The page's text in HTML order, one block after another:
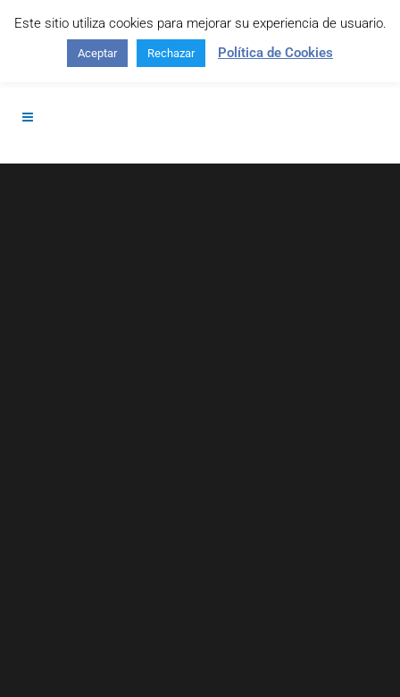
Contáctanos: +34 645 295 966
Este sitio utiliza cookies para mejorar su experiencia de usuario.
Aceptar Rechazar Política de Cookies